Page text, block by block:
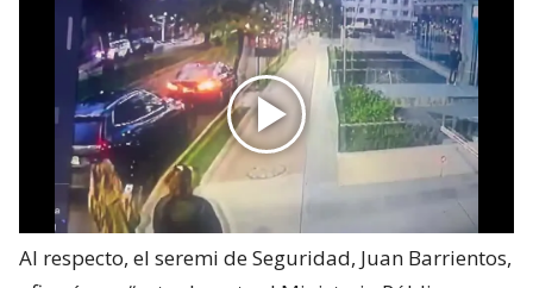
Al respecto, el seremi de Seguridad, Juan Barrientos,